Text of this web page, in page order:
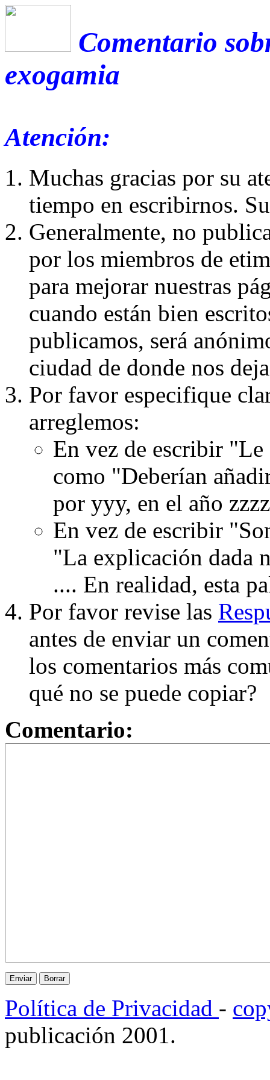
Comentario
exogamia
Atención:
Muchas gracias por su
tiempo en escribirnos.
Generalmente, no
por los miembros de
para mejorar nuestras
cuando están bien
publicamos, será
ciudad de donde nos
Por favor especifique
arreglemos:
En vez de escribir
como "Deberían
por yyy, en el año
En vez de escribir
"La explicación dada
.... En realidad, esta
Por favor revise las
antes de enviar un
los comentarios más
qué no se puede copiar?
Comentario:
Política de Privacidad -
publicación 2001.